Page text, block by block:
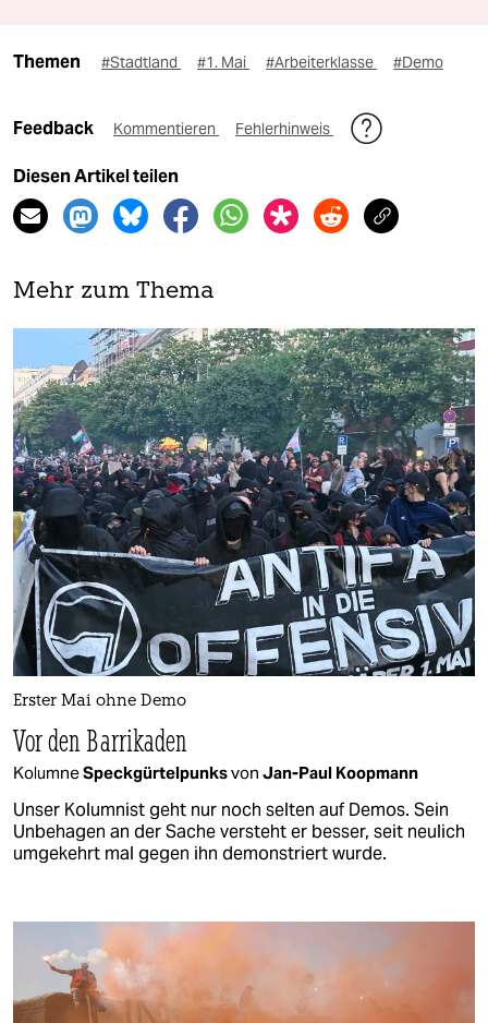
Themen #Stadtland #1. Mai #Arbeiterklasse #Demo
Feedback Kommentieren Fehlerhinweis
Diesen Artikel teilen
Mehr zum Thema
Erster Mai ohne Demo
Vor den Barrikaden
KolumneSpeckgürtelpunksvon Jan-Paul Koopmann
Unser Kolumnist geht nur noch selten auf Demos. Sein
Unbehagen an der Sache versteht er besser, seit neulich
umgekehrt mal gegen ihn demonstriert wurde.